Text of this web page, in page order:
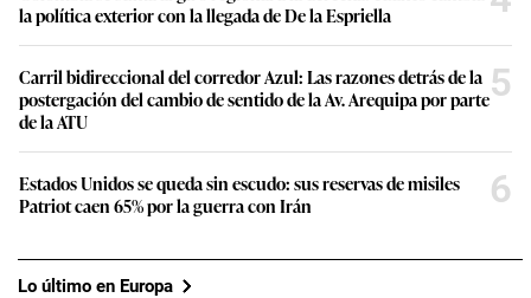
la política exterior con la llegada de De la Espriella
Carril bidireccional del corredor Azul: Las razones detrás de la
postergación del cambio de sentido de la Av. Arequipa por parte
de la ATU
5
Estados Unidos se queda sin escudo: sus reservas de misiles
Patriot caen 65% por la guerra con Irán
6
Lo último en Europa